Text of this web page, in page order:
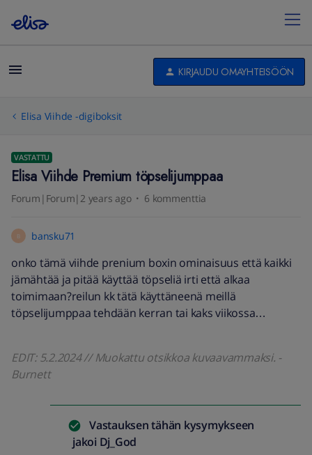
KIRJAUDU OMAYHTEISÖÖN
Elisa Viihde -digiboksit
VASTATTU
Elisa Viihde Premium töpselijumppaa
Forum|Forum|2 years ago 6 kommenttia
B bansku71
onko tämä viihde prenium boxin ominaisuus että kaikki
jämähtää ja pitää käyttää töpseliä irti että alkaa
toimimaan?reilun kk tätä käyttäneenä meillä
töpselijumppaa tehdään kerran tai kaks viikossa…
EDIT: 5.2.2024 // Muokattu otsikkoa kuvaavammaksi. -
Burnett
Vastauksen tähän kysymykseen
jakoi Dj_God